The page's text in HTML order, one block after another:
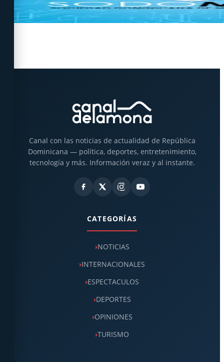
Canal con las noticias de actualidad de República
Dominicana — política, deportes, entretenimiento,
tecnología y más. Información veraz y al instante.
CATEGORÍAS
NOTICIAS
INTERNACIONALES
ESPECTACULOS
DEPORTES
OPINIONES
TURISMO